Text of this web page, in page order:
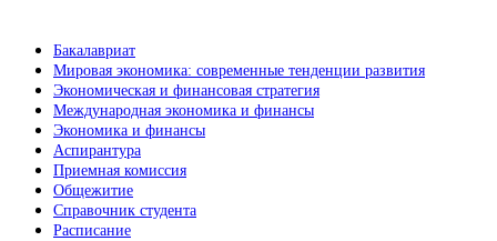
Бакалавриат
Мировая экономика: современные тенденции развития
Экономическая и финансовая стратегия
Международная экономика и финансы
Экономика и финансы
Аспирантура
Приемная комиссия
Общежитие
Справочник студента
Расписание